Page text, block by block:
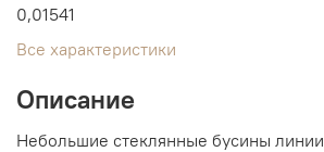
0,01541
Все характеристики
Описание
Небольшие стеклянные бусины линии